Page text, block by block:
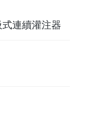
連續灌注器